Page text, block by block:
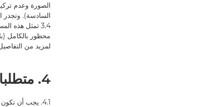
السادسة). وتجدر
3.4 تمثل هذه
لمزيد من
4. متطلبات المسابقة
4.1. يجب أن تكون الصورة أصلية ولم يلتقطها أحد سوى المشارك.